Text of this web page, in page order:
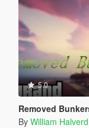
5.0
Removed
By William Halverd